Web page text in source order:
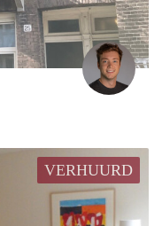
Marc
VERHUURD